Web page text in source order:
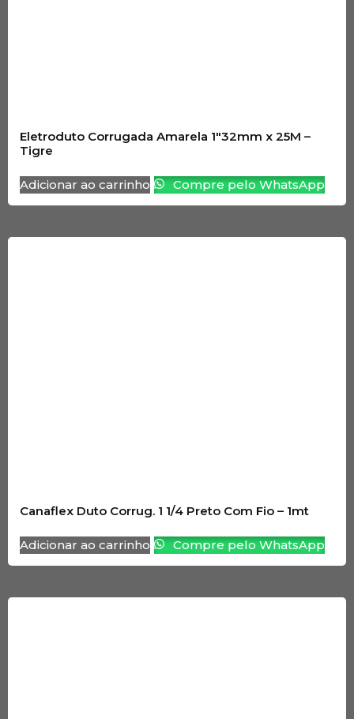
Eletroduto Corrugada Amarela 1″32mm x 25M –
Tigre
Adicionar ao carrinho Compre pelo WhatsApp
Canaflex Duto Corrug. 1 1/4 Preto Com Fio – 1mt
Adicionar ao carrinho Compre pelo WhatsApp